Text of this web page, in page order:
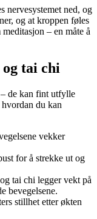
nervesystemet ned, og
og at kroppen føles
– en måte å
tai chi
de kan fint utfylle
du kan
vekker
for å strekke ut og
tai chi legger vekt på
bevegelsene.
stillhet etter økten